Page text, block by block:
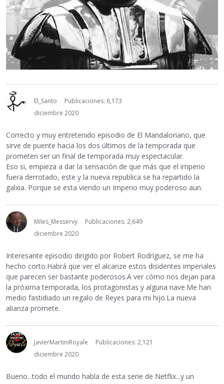
El_Santo
Publicaciones: 6,173
diciembre 2020
Correcto y muy entretenido episodio de El Mandaloriano, que
sirve de puente hacia los dos últimos de la temporada que
prometen ser un final de temporada muy espectacular.
Eso si, empieza a dar la sensación de que más que el imperio
fuera derrotado, este y la nueva republica se ha repartido la
galxia. Porque se esta viendo un Imperio muy poderoso aun.
Miles_Messervy
Publicaciones: 2,649
diciembre 2020
Interesante episodio dirigido por Robert Rodríguez, se me ha
hecho corto.Habrá que ver el alcanze estos disidentes imperiales
que parecen ser bastante poderosos.A ver cómo nos dejan para
la próxima temporada, los protagonistas y alguna nave.Me han
medio fastidiado un regalo de Reyes para mi hijo.La nueva
alianza promete.
JavierMartiniRoyale
Publicaciones: 2,121
diciembre 2020
Bueno...todo el mundo habla de esta serie de Netflix...y un